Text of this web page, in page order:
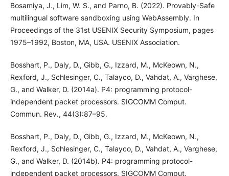
Bosamiya, J., Lim, W. S., and Parno, B. (2022). Provably-Safe
multilingual software sandboxing using WebAssembly. In
Proceedings of the 31st USENIX Security Symposium, pages
1975–1992, Boston, MA, USA. USENIX Association.
Bosshart, P., Daly, D., Gibb, G., Izzard, M., McKeown, N.,
Rexford, J., Schlesinger, C., Talayco, D., Vahdat, A., Varghese,
G., and Walker, D. (2014a). P4: programming protocol-
independent packet processors. SIGCOMM Comput.
Commun. Rev., 44(3):87–95.
Bosshart, P., Daly, D., Gibb, G., Izzard, M., McKeown, N.,
Rexford, J., Schlesinger, C., Talayco, D., Vahdat, A., Varghese,
G., and Walker, D. (2014b). P4: programming protocol-
independent packet processors. SIGCOMM Comput.